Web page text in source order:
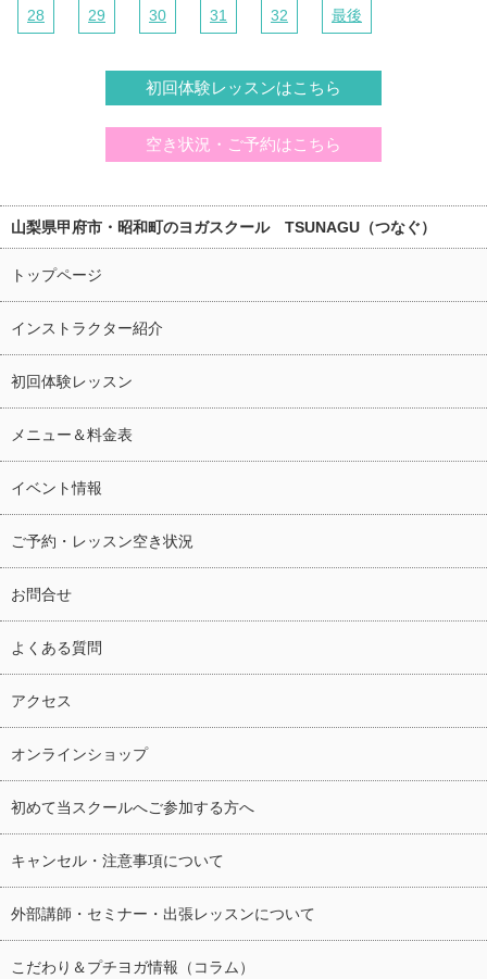
28 29 30 31 32 最後
初回体験レッスンはこちら
空き状況・ご予約はこちら
山梨県甲府市・昭和町のヨガスクール TSUNAGU（つなぐ）
トップページ
インストラクター紹介
初回体験レッスン
メニュー＆料金表
イベント情報
ご予約・レッスン空き状況
お問合せ
よくある質問
アクセス
オンラインショップ
初めて当スクールへご参加する方へ
キャンセル・注意事項について
外部講師・セミナー・出張レッスンについて
こだわり＆プチヨガ情報（コラム）